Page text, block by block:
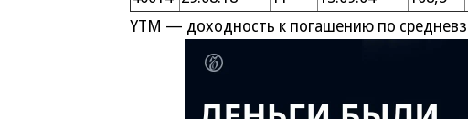
YTM — доходность к погашению по